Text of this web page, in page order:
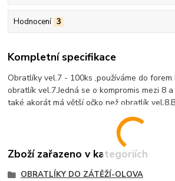
Hodnocení 3
Kompletní specifikace
Obratlíky vel.7 - 100ks ,používáme do forem
obratlík vel.7.Jedná se o kompromis mezi 8
také akorát má větší očko než obratlík
Zboží zařazeno v kategoriích
OBRATLÍKY DO ZÁTĚŽÍ-OLOVA